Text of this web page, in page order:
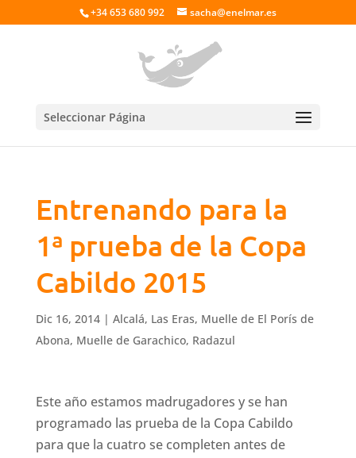
+34 653 680 992 sacha@enelmar.es
Seleccionar Página
Entrenando para la
1ª prueba de la Copa
Cabildo 2015
Dic 16, 2014| Alcalá, Las Eras, Muelle de El Porís de
Abona, Muelle de Garachico, Radazul
Este año estamos madrugadores y se han
programado las prueba de la Copa Cabildo
para que la cuatro se completen antes de